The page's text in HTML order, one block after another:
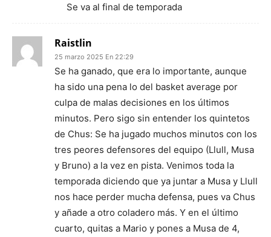
Se va al final de temporada
Raistlin
25 marzo 2025 En 22:29
Se ha ganado, que era lo importante, aunque
ha sido una pena lo del basket average por
culpa de malas decisiones en los últimos
minutos. Pero sigo sin entender los quintetos
de Chus: Se ha jugado muchos minutos con los
tres peores defensores del equipo (Llull, Musa
y Bruno) a la vez en pista. Venimos toda la
temporada diciendo que ya juntar a Musa y Llull
nos hace perder mucha defensa, pues va Chus
y añade a otro coladero más. Y en el último
cuarto, quitas a Mario y pones a Musa de 4,